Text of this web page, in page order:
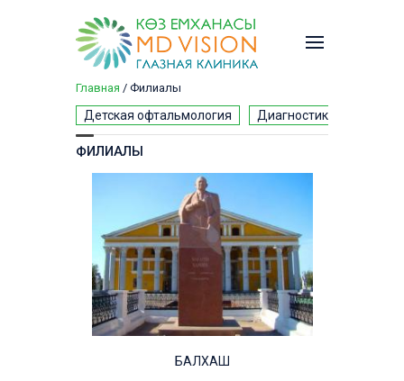
Вы здесь
Главная / Филиалы
Детская офтальмология Диагностика взрослым
ФИЛИАЛЫ
БАЛХАШ